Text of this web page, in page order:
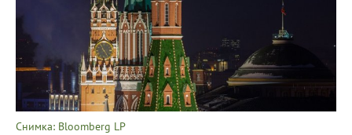
Снимка: Bloomberg LP